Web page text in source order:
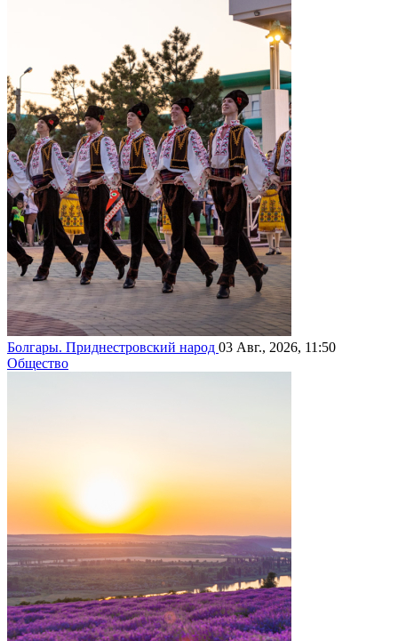
Болгары. Приднестровский народ 03 Авг., 2026, 11:50
Общество